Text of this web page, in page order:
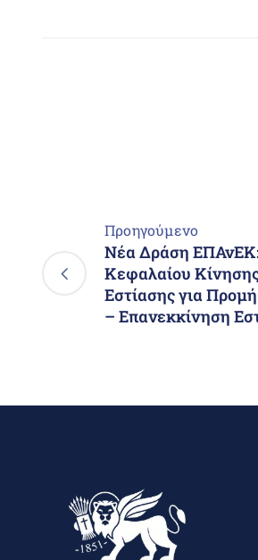
Προηγούμενο
Νέα Δράση ΕΠΑνΕΚ:
Κεφαλαίου
Εστίασης για
– Επανεκκίνηση